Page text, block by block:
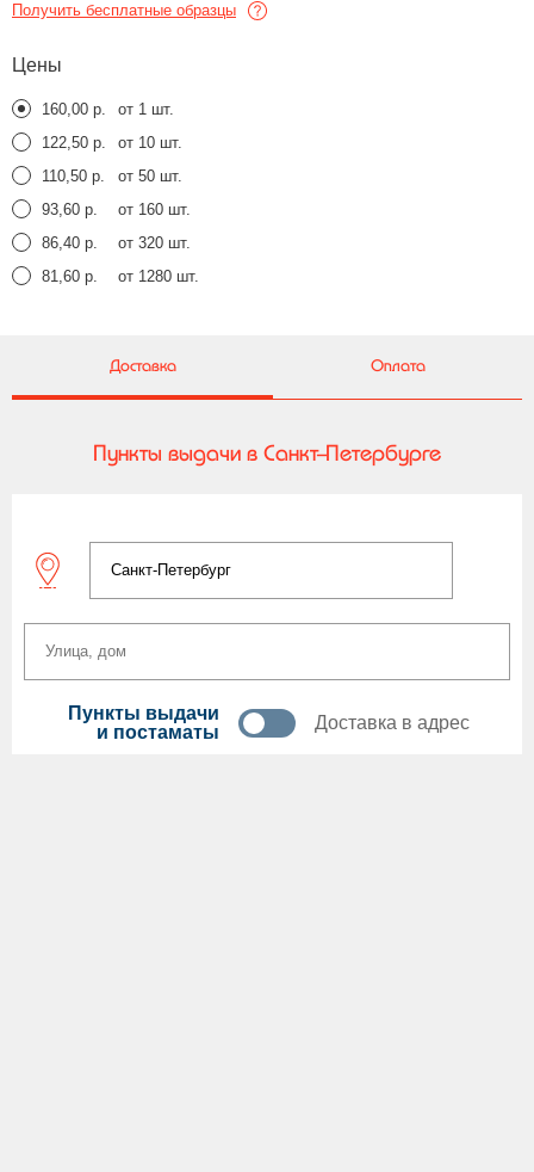
Получить бесплатные образцы
Цены
160,00 р.
от 1 шт.
122,50 р.
от 10 шт.
110,50 р.
от 50 шт.
93,60 р.
от 160 шт.
86,40 р.
от 320 шт.
81,60 р.
от 1280 шт.
Доставка Оплата
Пункты выдачи в Санкт-Петербурге
Пункты выдачи
и постаматы
Доставка в адрес